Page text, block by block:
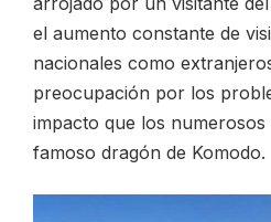
el aumento constante de
nacionales como
preocupación por los
impacto que los
famoso dragón de Komodo.